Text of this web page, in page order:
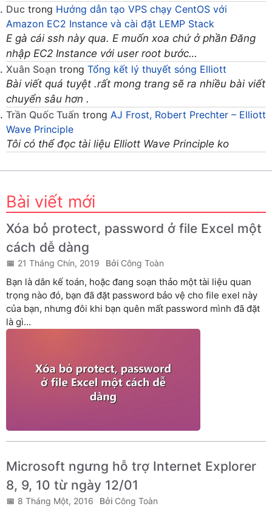
Duc trong Hướng dẫn tạo VPS chạy CentOS với
Amazon EC2 Instance và cài đặt LEMP Stack
E gà cái ssh này qua. E muốn xoa chứ ở phần Đăng
nhập EC2 Instance với user root bước…
Xuân Soạn trong Tổng kết lý thuyết sóng Elliott
Bài viết quá tuyệt .rất mong trang sẽ ra nhiều bài viết
chuyển sâu hơn .
Trần Quốc Tuấn trong AJ Frost, Robert Prechter – Elliott
Wave Principle
Tôi có thể đọc tài liệu Elliott Wave Principle ko
Bài viết mới
Xóa bỏ protect, password ở file Excel một
cách dễ dàng
21 Tháng Chín, 2019 Công Toàn
Bạn là dân kế toán, hoặc đang soạn thảo một tài liệu quan
trọng nào đó, bạn đã đặt password bảo vệ cho file exel này
của bạn, nhưng đôi khi bạn quên mất password mình đã đặt
là gì...
Microsoft ngưng hỗ trợ Internet Explorer
8, 9, 10 từ ngày 12/01
8 Tháng Một, 2016 Công Toàn